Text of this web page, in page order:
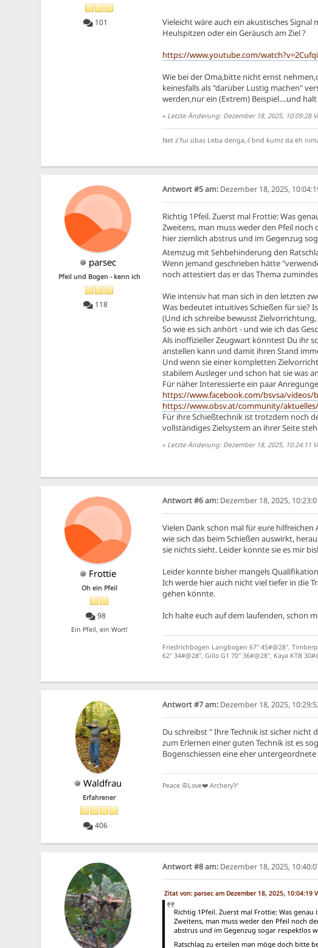
101
Vieleicht wäre auch ein akustisches Signal
Heulspitzen oder ein Geräusch am Ziel ?
https://www.youtube.com/
Wie bei der Oma,bitte nicht ernst
keinesfalls als "darüber Lustig machen"
werden,nur ein (Extrem) Beispiel....und
« Letzte Änderung: Dezember 18, 2025, 10:09:28
Net z`fui übas Leba denga,-l`bnd kumz da eh
parsec
Pfeil und Bogen - kenn ich
118
Antwort #5 am:Dezember 18, 2025,
Richtig 1Pfeil. Zuerst mal Frottie: Was
Zweitens, man muss weder den Pfeil
hier ziemlich abstrus und im Gegenzug
Atemzug mit Sehbehinderung den
Wenn jemand geschrieben hätte
noch attestiert das er das Thema
Wie intensiv hat man sich in den letzten
Was bedeutet intuitives Schießen für sie?
(Und ich schreibe bewusst
So wie es sich anhört - und wie ich das
Als inoffizieller Zeugwart könntest Du ihr
anstellen kann und damit ihren Stand
Und wenn sie einer kompletten
stabilem Ausleger und schon hat sie was
Für näher Interessierte ein paar
https://www.facebook.com/bsvsa/videos/
https://www.obsv.at/community/
Für ihre Schießtechnik ist trotzdem noch
vollständiges Zielsystem an ihrer Seite
« Letzte Änderung: Dezember 18, 2025, 10:24:11
Frottie
Oh ein Pfeil
98
Ein Pfeil, ein Wort!
Antwort #6 am:Dezember 18, 2025,
Vielen Dank schon mal für eure
wie sich das beim Schießen auswirkt,
sie nichts sieht. Leider konnte sie es mir
Leider konnte bisher mangels
Ich werde hier auch nicht viel tiefer in die
gehen könnte.
Ich halte euch auf dem laufenden, schon
Friedrichbogen Langbogen 67" 45#@28",
62" 34#@28", Gillo G1 70" 36#@28", Kaya KTB
Waldfrau
Erfahrener
406
Antwort #7 am:Dezember 18, 2025,
Du schreibst " Ihre Technik ist sicher nicht
zum Erlernen einer guten Technik ist es
Bogenschiessen eine eher untergeordnete
Peace ☮️Love❤️ Archery🏹
Antwort #8 am:Dezember 18, 2025,
Zitat von: parsec am Dezember 18, 2025, 10:04:19
Richtig 1Pfeil. Zuerst mal Frottie: Was
Zweitens, man muss weder den Pfeil noch
abstrus und im Gegenzug sogar respektlos
Ratschlag zu erteilen man möge doch bitte